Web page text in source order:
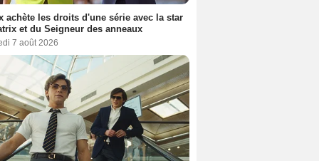
achète les droits d'une série avec la star
et du Seigneur des anneaux
7 août 2026